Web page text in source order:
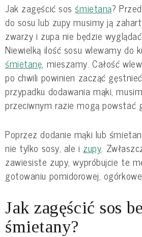
Jak zagęścić sos śmietaną?
do sosu lub zupy musimy ją
zwarzy i zupa nie będzie
Niewielką ilość sosu wlewamy do
śmietanę, mieszamy. Całość
po chwili powinien zacząć
przypadku dodawania mąki,
przeciwnym razie mogą powstać
Poprzez dodanie mąki lub
nie tylko sosy, ale i zupy.
zawiesiste zupy, wypróbujcie te
gotowaniu pomidorowej,
Jak zagęścić sos
śmietany?